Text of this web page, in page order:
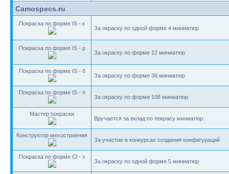
Camospecs.ru
Покраска по форме IS - к
За окраску по одной форме 4 миниатюр
Покраска по форме IS - р
За окраску по форме 12 миниатюр
Покраска по форме IS - б
За окраску по форме 36 миниатюр
Покраска по форме IS - п
За окраску по форме 108 миниатюр
Мастер покраски
Вручается за вклад по покрасу миниатюр.
Конструктор мехостроения
За участие в конкурсах создания конфигураций
Покраска по форме Cl - з
За окраску по одной форме 5 миниатюр